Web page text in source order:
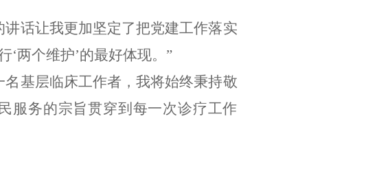
讲话让我更加坚定了把党建工作落实
‘两个维护’的最好体现。 ”
名基层临床工作者，我将始终秉持敬
服务的宗旨贯穿到每一次诊疗工作